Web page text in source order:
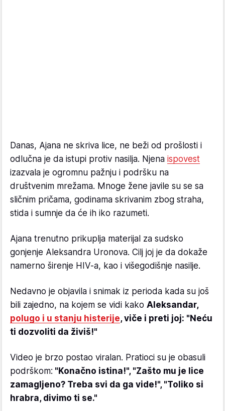
Danas, Ajana ne skriva lice, ne beži od prošlosti i
odlučna je da istupi protiv nasilja. Njena ispovest
izazvala je ogromnu pažnju i podršku na
društvenim mrežama. Mnoge žene javile su se sa
sličnim pričama, godinama skrivanim zbog straha,
stida i sumnje da će ih iko razumeti.
Ajana trenutno prikuplja materijal za sudsko
gonjenje Aleksandra Uronova. Cilj joj je da dokaže
namerno širenje HIV-a, kao i višegodišnje nasilje.
Nedavno je objavila i snimak iz perioda kada su još
bili zajedno, na kojem se vidi kako Aleksandar,
polugo i u stanju histerije, viče i preti joj: "Neću
ti dozvoliti da živiš!"
Video je brzo postao viralan. Pratioci su je obasuli
podrškom: "Konačno istina!", "Zašto mu je lice
zamagljeno? Treba svi da ga vide!", "Toliko si
hrabra, divimo ti se."